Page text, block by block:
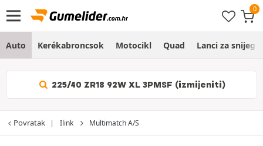
Auto Kerékabroncsok Motocikl Quad Lanci za snijeg
225/40 ZR18 92W XL 3PMSF (izmijeniti)
Povratak Ilink Multimatch A/S